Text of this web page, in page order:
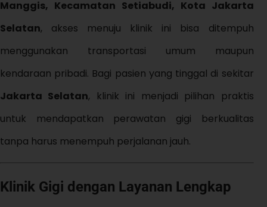
Manggis, Kecamatan Setiabudi, Kota Jakarta
Selatan, akses menuju klinik ini bisa ditempuh
menggunakan transportasi umum maupun
kendaraan pribadi. Bagi pasien yang tinggal di sekitar
Jakarta Selatan, klinik ini menjadi pilihan praktis
untuk mendapatkan perawatan gigi berkualitas
tanpa harus menempuh perjalanan jauh.
Klinik Gigi dengan Layanan Lengkap